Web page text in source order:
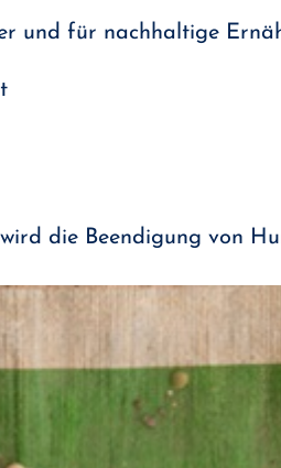
und für nachhaltige
die Beendigung von